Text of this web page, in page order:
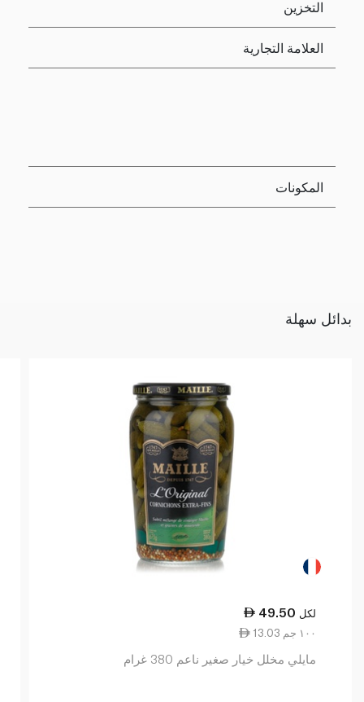
التخزين
العلامة التجارية
المكونات
بدائل سهلة
49.50 لكل
13.03 ١٠٠ جم
مايلي مخلل خيار صغير ناعم 380 غرام